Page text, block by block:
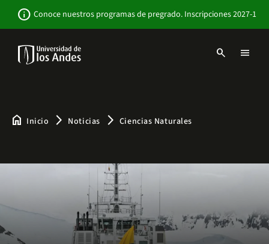
contenido
info Conoce nuestros programas de pregrado. Inscripciones 2027-1
search menu
home Inicio arrow_forward_ios Noticias arrow_forward_ios Ciencias Naturales